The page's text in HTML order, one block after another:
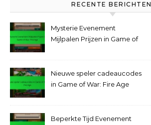
RECENTE BERICHTEN
Mysterie Evenement
Mijlpalen Prijzen in Game of
Nieuwe speler cadeaucodes
in Game of War: Fire Age
Beperkte Tijd Evenement